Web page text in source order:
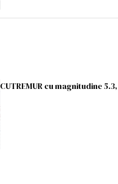
CUTREMUR cu magnitudine